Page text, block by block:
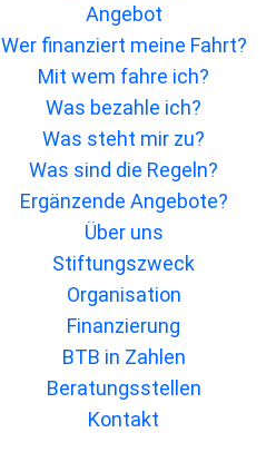
Angebot
Wer ﬁnanziert meine Fahrt?
Mit wem fahre ich?
Was bezahle ich?
Was steht mir zu?
Was sind die Regeln?
Ergänzende Angebote?
Über uns
Stiftungszweck
Organisation
Finanzierung
BTB in Zahlen
Beratungsstellen
Kontakt